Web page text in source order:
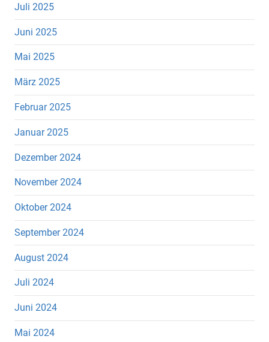
Juli 2025
Juni 2025
Mai 2025
März 2025
Februar 2025
Januar 2025
Dezember 2024
November 2024
Oktober 2024
September 2024
August 2024
Juli 2024
Juni 2024
Mai 2024